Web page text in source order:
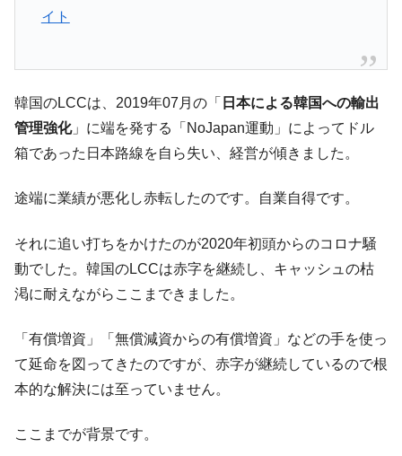
『Money1』
に韓国がいっちょがみしたのでは。
韓国政府『BYD』車への補助金を全廃 ⇒ 実
1.9倍！
『Money1』
在韓米国大使スティールが着韓！⇒ さっそ
く空港に詰めかけ「出て行け！」「極右勢力」のプラカー
『Money1』
韓国政府「2035年までに18.4GW規模のAIデ
『Money1』
JPモルガン「韓国レバレッジETFの清算は
ほぼ終わった」
『Money1』
韓国『国民年金公団』株価暴落で200兆蒸
『Money1』
韓国政府「ニセＫ-ブランドを通報しようキ
ャンペーン」⇒ あの名物教授も登場！
『Money1』
韓国「橋が落ちました」⇒ 耐久性「なさす
『Money1』
韓国鉄鋼最大手『POSCO』ズブズブ沈む。
イト
韓国のLCCは、2019年07月の「 日本による韓国への輸出
管理強化」に端を発する「NoJapan運動」によってドル
箱であった日本路線を自ら失い、経営が傾きました。
途端に業績が悪化し赤転したのです。自業自得です。
それに追い打ちをかけたのが2020年初頭からのコロナ騒
動でした。韓国のLCCは赤字を継続し、キャッシュの枯
渇に耐えながらここまできました。
「有償増資」「無償減資からの有償増資」などの手を使っ
て延命を図ってきたのですが、赤字が継続しているので根
本的な解決には至っていません。
ここまでが背景です。